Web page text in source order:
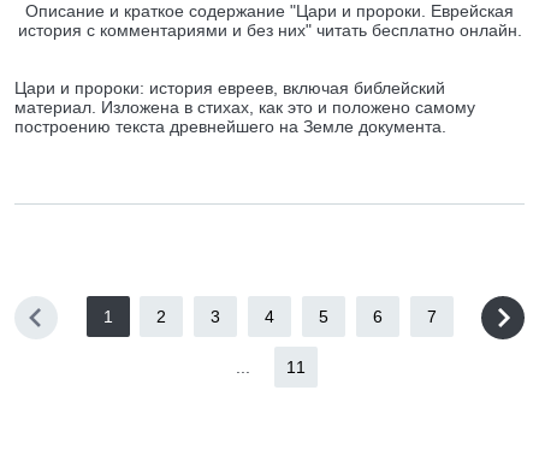
Описание и краткое содержание "Цари и пророки. Еврейская
история с комментариями и без них" читать бесплатно онлайн.
Цари и пророки: история евреев, включая библейский
материал. Изложена в стихах, как это и положено самому
построению текста древнейшего на Земле документа.
1 2 3 4 5 6 7
11